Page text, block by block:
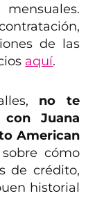
de las
aquí.
no te
Juana
American
cómo
de crédito,
historial